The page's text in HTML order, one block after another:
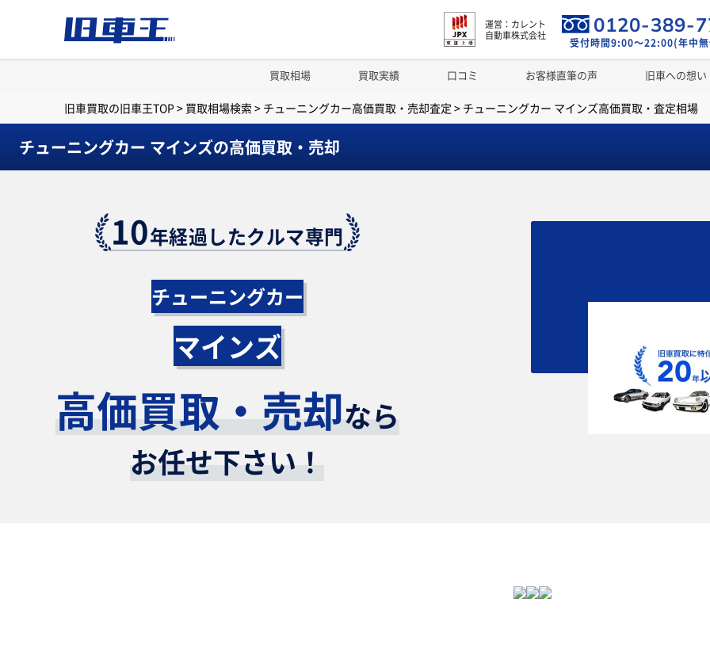
運営：カレント
自動車株式会社
0120-389-
受付時間9:00～22:00(年中
買取相場 買取実績 口コミ お客様直筆の声 旧車への想い
旧車買取の旧車王TOP > 買取相場検索 > チューニングカー高価買取・売却査定 > チューニングカー マインズ高価買取・査定相場
チューニングカー マインズの高価買取・売却
10年経過したクルマ専門
チューニングカー
マインズ
高価買取・売却なら
お任せ下さい！